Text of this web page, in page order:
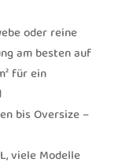
oder reine
am besten auf
für ein
bis Oversize –
viele Modelle